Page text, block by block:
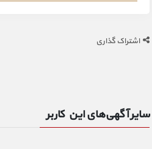
اشتراک گذاری
سایر آگهی‌های این کاربر